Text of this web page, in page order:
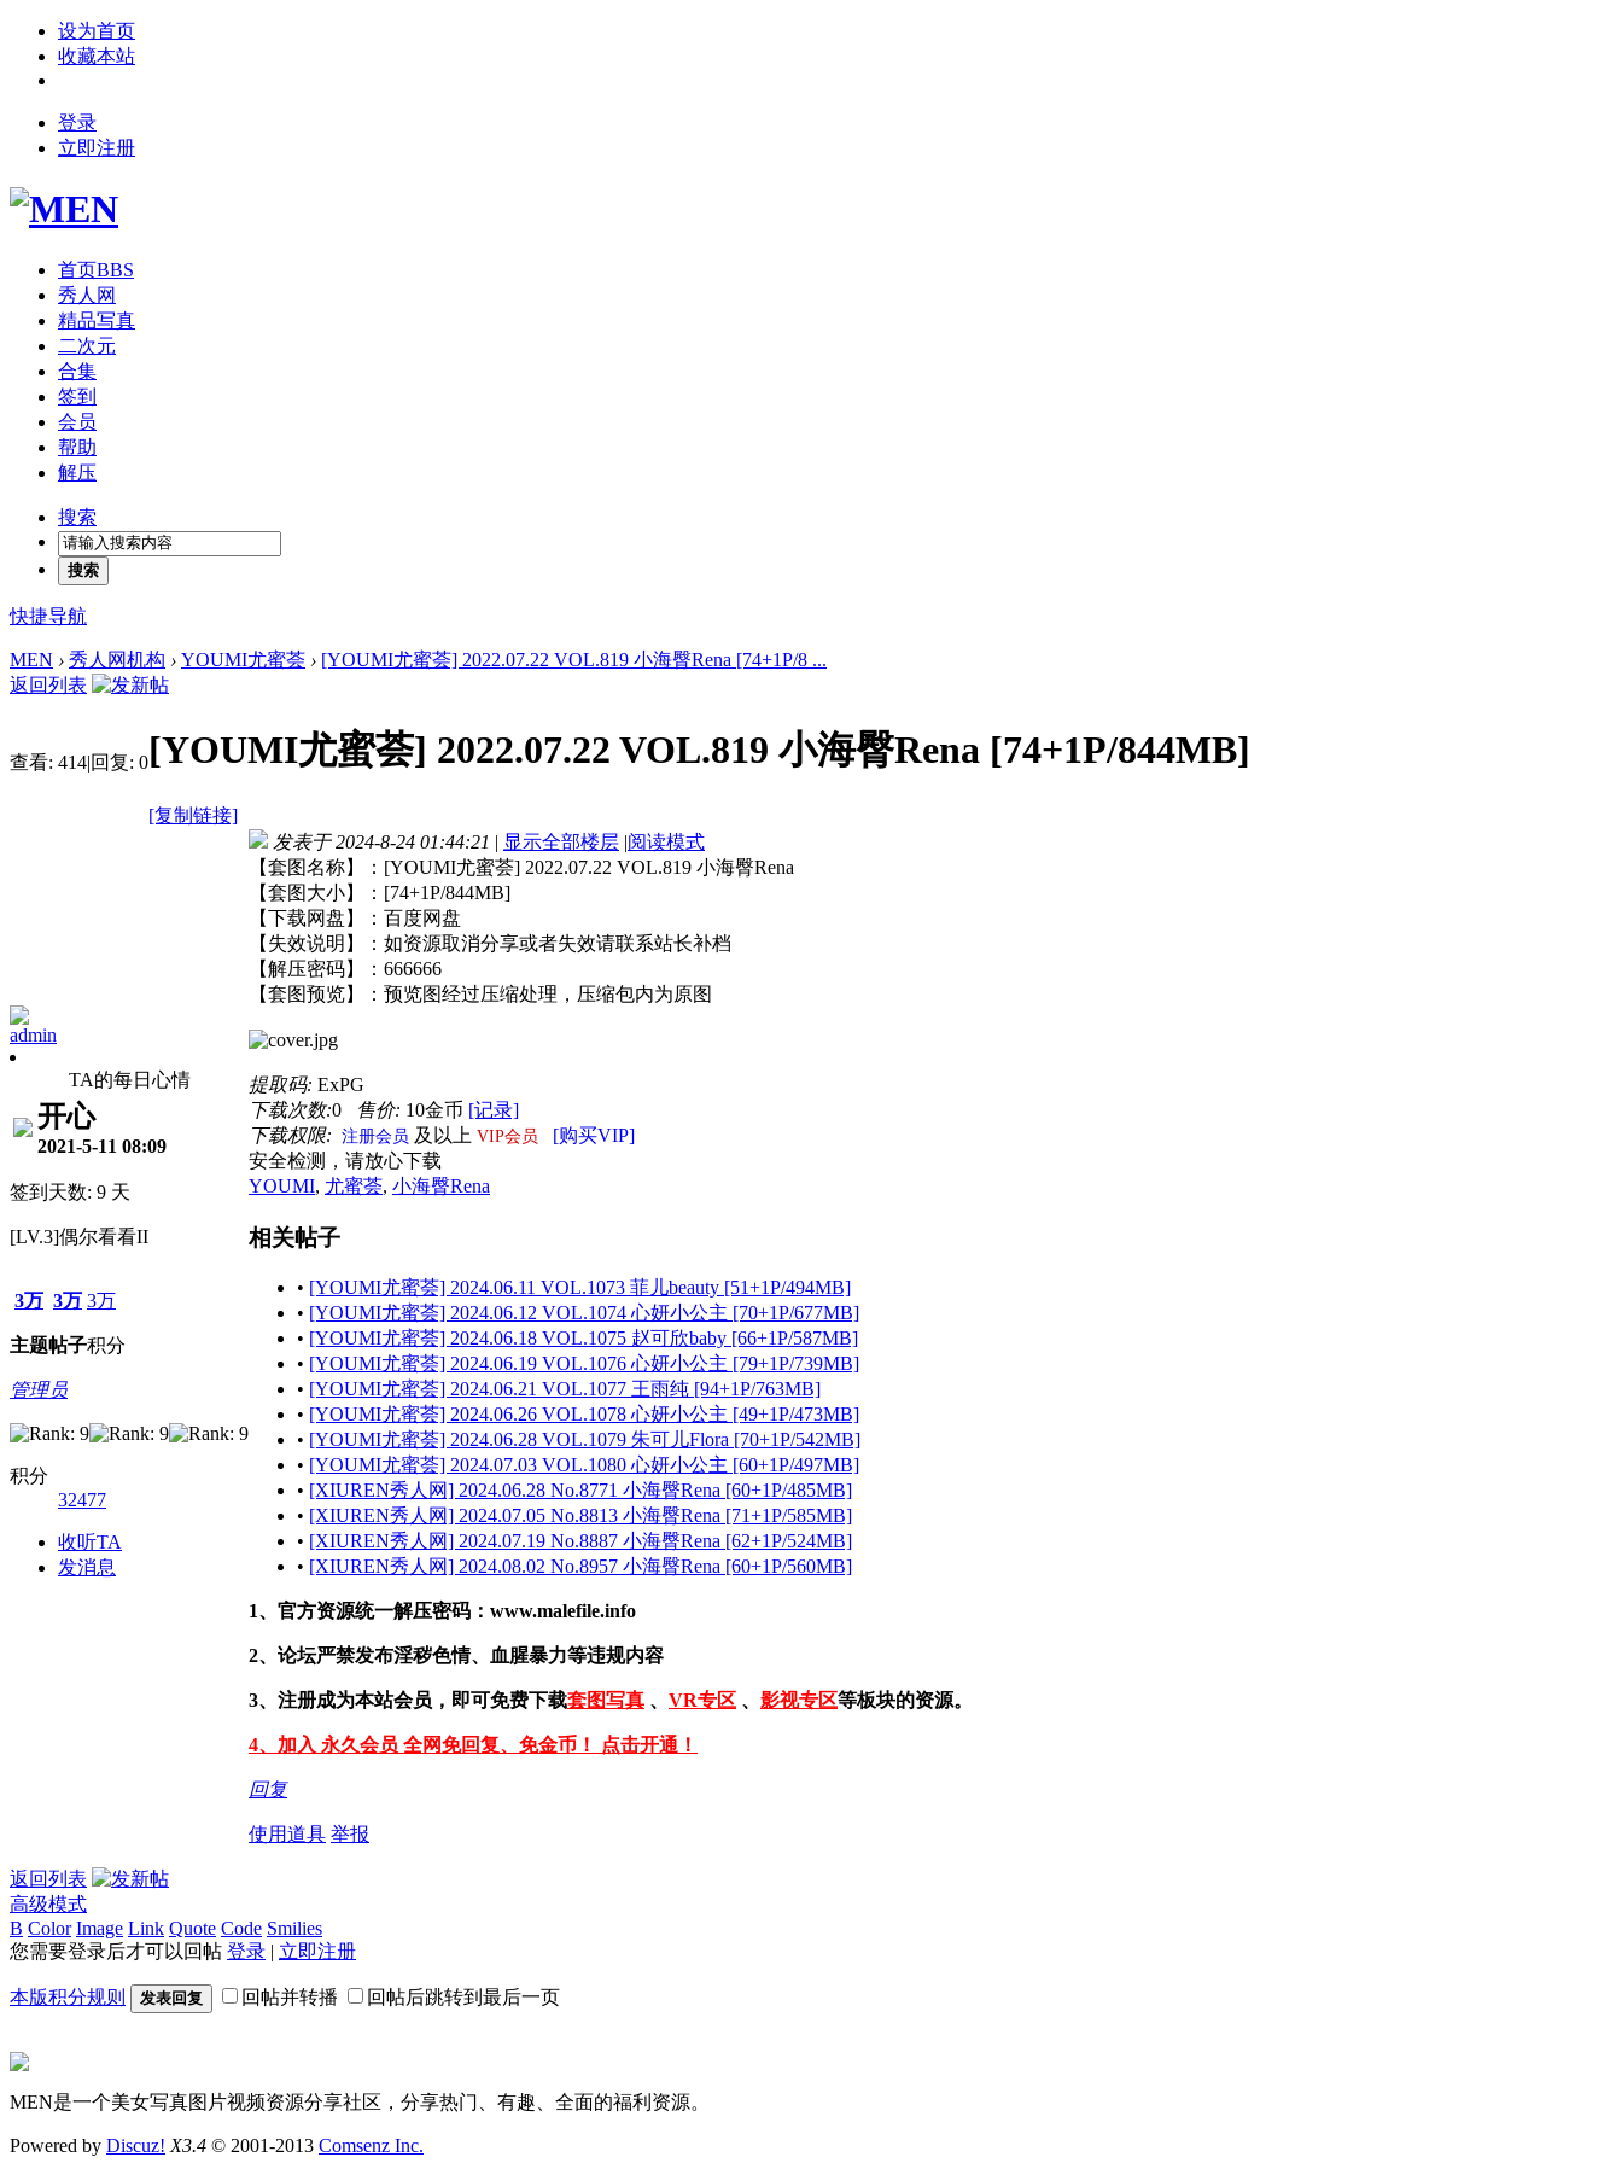
设为首页
收藏本站
登录
立即注册
首页BBS
秀人网
精品写真
二次元
合集
签到
会员
帮助
解压
搜索
搜索
快捷导航
MEN › 秀人网机构 › YOUMI尤蜜荟 › [YOUMI尤蜜荟] 2022.07.22 VOL.819 小海臀Rena [74+1P/8 ...
返回列表
查看: 414|回复: 0[YOUMI尤蜜荟] 2022.07.22 VOL.819 小海臀Rena [74+1P/844MB]
[复制链接]
admin
TA的每日心情
开心
2021-5-11 08:09
签到天数: 9 天
[LV.3]偶尔看看II
3万
主题
3万
帖子
3万
积分
管理员
积分
32477
收听TA
发消息
发表于 2024-8-24 01:44:21 | 显示全部楼层 |阅读模式
【套图名称】：[YOUMI尤蜜荟] 2022.07.22 VOL.819 小海臀Rena
【套图大小】：[74+1P/844MB]
【下载网盘】：百度网盘
【失效说明】：如资源取消分享或者失效请联系站长补档
【解压密码】：666666
【套图预览】：预览图经过压缩处理，压缩包内为原图
提取码: ExPG
下载次数:0 售价: 10金币 [记录]
下载权限: 注册会员 及以上 VIP会员
[购买VIP]
安全检测，请放心下载
YOUMI, 尤蜜荟, 小海臀Rena
相关帖子
• [YOUMI尤蜜荟] 2024.06.11 VOL.1073 菲儿beauty [51+1P/494MB]
• [YOUMI尤蜜荟] 2024.06.12 VOL.1074 心妍小公主 [70+1P/677MB]
• [YOUMI尤蜜荟] 2024.06.18 VOL.1075 赵可欣baby [66+1P/587MB]
• [YOUMI尤蜜荟] 2024.06.19 VOL.1076 心妍小公主 [79+1P/739MB]
• [YOUMI尤蜜荟] 2024.06.21 VOL.1077 王雨纯 [94+1P/763MB]
• [YOUMI尤蜜荟] 2024.06.26 VOL.1078 心妍小公主 [49+1P/473MB]
• [YOUMI尤蜜荟] 2024.06.28 VOL.1079 朱可儿Flora [70+1P/542MB]
• [YOUMI尤蜜荟] 2024.07.03 VOL.1080 心妍小公主 [60+1P/497MB]
• [XIUREN秀人网] 2024.06.28 No.8771 小海臀Rena [60+1P/485MB]
• [XIUREN秀人网] 2024.07.05 No.8813 小海臀Rena [71+1P/585MB]
• [XIUREN秀人网] 2024.07.19 No.8887 小海臀Rena [62+1P/524MB]
• [XIUREN秀人网] 2024.08.02 No.8957 小海臀Rena [60+1P/560MB]
1、官方资源统一解压密码：www.malefile.info
2、论坛严禁发布淫秽色情、血腥暴力等违规内容
3、注册成为本站会员，即可免费下载套图写真 、 VR专区 、 影视专区等板块的资源。
4、加入 永久会员 全网免回复、免金币！ 点击开通！
回复
使用道具 举报
返回列表
高级模式
B Color Image Link Quote Code Smilies
您需要登录后才可以回帖 登录 | 立即注册
本版积分规则 发表回复 回帖并转播 回帖后跳转到最后一页
MEN是一个美女写真图片视频资源分享社区，分享热门、有趣、全面的福利资源。
Powered by Discuz! X3.4 © 2001-2013 Comsenz Inc.